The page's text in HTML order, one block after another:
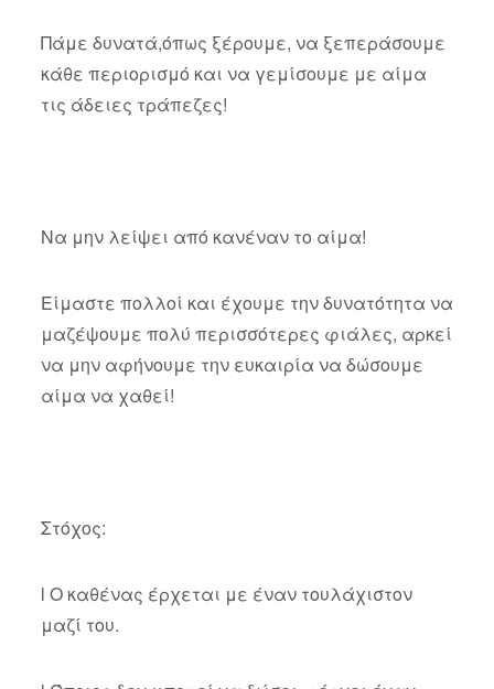
Πάμε δυνατά,όπως ξέρουμε, να ξεπεράσουμε
κάθε περιορισμό και να γεμίσουμε με αίμα
τις άδειες τράπεζες!
Να μην λείψει από κανέναν το αίμα!
Είμαστε πολλοί και έχουμε την δυνατότητα να
μαζέψουμε πολύ περισσότερες φιάλες, αρκεί
να μην αφήνουμε την ευκαιρία να δώσουμε
αίμα να χαθεί!
Στόχος:
l Ο καθένας έρχεται με έναν τουλάχιστον
μαζί του.